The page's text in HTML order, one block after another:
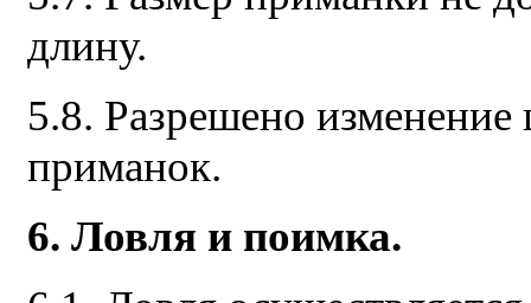
длину.
5.8. Разрешено
приманок.
6. Ловля и поимка.